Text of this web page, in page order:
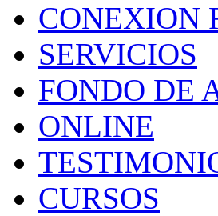
CONEXION
SERVICIOS
FONDO DE
ONLINE
CURSOS